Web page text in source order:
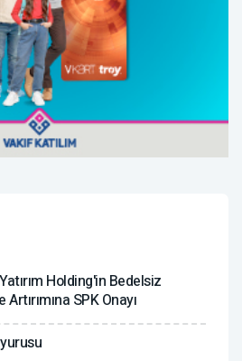
Holding'in Bedelsiz
SPK Onayı